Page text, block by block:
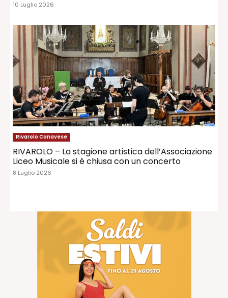
10 Luglio 2026
Rivarolo Canavese
RIVAROLO – La stagione artistica dell’Associazione
Liceo Musicale si è chiusa con un concerto
8 Luglio 2026